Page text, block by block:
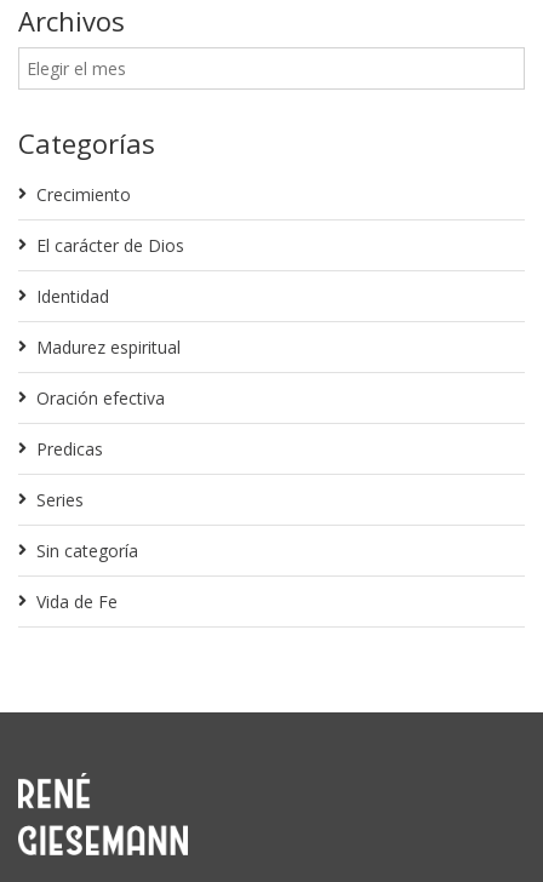
Archivos
Categorías
Crecimiento
El carácter de Dios
Identidad
Madurez espiritual
Oración efectiva
Predicas
Series
Sin categoría
Vida de Fe